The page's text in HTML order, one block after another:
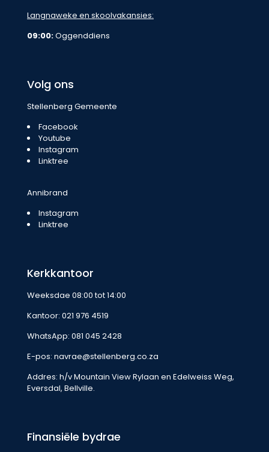
Langnaweke en skoolvakansies:
09:00:Oggenddiens
Volg ons
Stellenberg Gemeente
Facebook
Youtube
Instagram
Linktree
Annibrand
Instagram
Linktree
Kerkkantoor
Weeksdae 08:00 tot 14:00
Kantoor: 021 976 4519
WhatsApp: 081 045 2428
E-pos: navrae@stellenberg.co.za
Addres: h/v Mountain View Rylaan en Edelweiss Weg,
Eversdal, Bellville.
Finansiële bydrae